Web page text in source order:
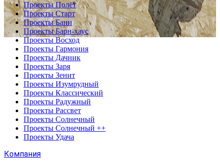
Проекты Полёт
Проекты Старт
Проекты Бани
Проекты Барн-хаус
Проекты Восход
Проекты Гармония
Проекты Дачник
Проекты Заря
Проекты Зенит
Проекты Изумрудный
Проекты Классический
Проекты Радужный
Проекты Рассвет
Проекты Солнечный
Проекты Солнечный ++
Проекты Удача
Компания